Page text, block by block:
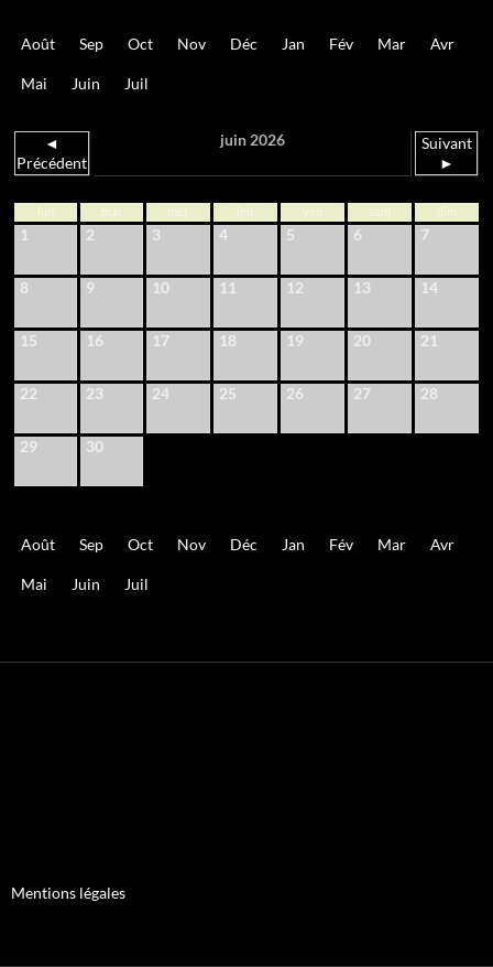
Août Sep Oct Nov Déc Jan Fév Mar Avr
Mai Juin Juil
◄
Précédent
juin 2026
Suivant
►
lun mar mer jeu ven sam dim
1 2 3 4 5 6 7
8 9 10 11 12 13 14
15 16 17 18 19 20 21
22 23 24 25 26 27 28
29 30
Août Sep Oct Nov Déc Jan Fév Mar Avr
Mai Juin Juil
Mentions légales